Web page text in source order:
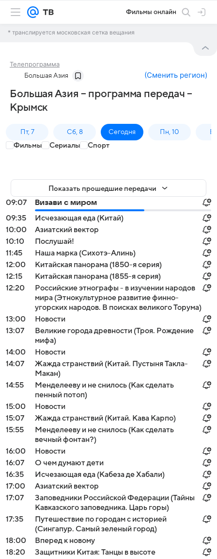
Фильмы онлайн
* транслируется московская сетка вещания
Телепрограмма
Большая Азия (Сменить регион)
Большая Азия – программа передач –
Крымск
Пт, 7 Сб, 8 Сегодня Пн, 10
Фильмы Сериалы Спорт
Показать прошедшие передачи
09:07
Визави с миром
09:35
Исчезающая еда (Китай)
10:00
Азиатский вектор
10:10
Послушай!
11:45
Наша марка (Сихотэ-Алинь)
12:00
Китайская панорама (1850-я серия)
12:15
Китайская панорама (1855-я серия)
12:20
Российские этнографы - в изучении народов
мира (Этнокультурное развитие финно-
угорских народов. В поисках великого Торума)
13:00
Новости
13:07
Великие города древности (Троя. Рождение
мифа)
14:00
Новости
14:07
Жажда странствий (Китай. Пустыня Такла-
Макан)
14:55
Менделееву и не снилось (Как сделать
пенный потоп)
15:00
Новости
15:07
Жажда странствий (Китай. Кава Карпо)
15:55
Менделееву и не снилось (Как сделать
вечный фонтан?)
16:00
Новости
16:07
О чем думают дети
16:35
Исчезающая еда (Кабеза де Хабали)
17:00
Азиатский вектор
17:07
Заповедники Российской Федерации (Тайны
Кавказского заповедника. Царь горы)
17:35
Путешествие по городам с историей
(Сингапур. Самый зеленый город)
18:00
Вперед к новому
18:20
Защитники Китая: Танцы в высоте